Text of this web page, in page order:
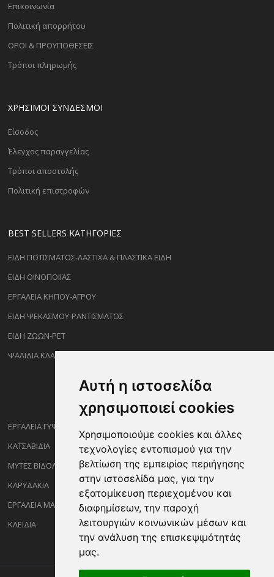
Αυτή η ιστοσελίδα
χρησιμοποιεί cookies
Χρησιμοποιούμε cookies και άλλες
τεχνολογίες εντοπισμού για την
βελτίωση της εμπειρίας περιήγησης
στην ιστοσελίδα μας, για την
εξατομίκευση περιεχομένου και
διαφημίσεων, την παροχή
λειτουργιών κοινωνικών μέσων και
την ανάλυση της επισκεψιμότητάς
μας.
Επικοινωνία
Πολιτική απορρήτου
ΟΡΟΙ & ΠΡΟΫΠΟΘΕΣΕΙΣ
Τρόποι πληρωμής
ΧΡΗΣΙΜΟΙ ΣΥΝΔΕΣΜΟΙ
Είσοδος
Έλεγχος παραγγελίας
Τρόποι αποστολής
Πολιτική επιστροφών
BEST SELLERS ΚΑΤΗΓΟΡΊΕΣ
ΕΙΔΗ ΠΟΤΙΣΜΑΤΟΣ-ΛΑΣΤΙΧΑ & ΠΛΑΣΤΙΚΑ ΕΙΔΗ
ΕΙΔΗ ΟΙΝΟΠΟΙΪΑΣ
ΕΡΓΑΛΕΙΑ ΚΗΠΟΥ-ΑΓΡΟΥ
ΕΙΔΗ ΨΕΚΑΣΜΟΥ-ΡΑΝΤΙΣΜΑΤΟΣ
ΕΙΔΗ ΖΩΩΝ-PET
ΨΑΛΙΔΙΑ ΚΛΑΔΕΜΑΤΟΣ
ΕΡΓΑΛΕΙΑ ΓΥΨΟΣΑΝΙΔΑΣ
ΚΑΤΣΑΒΙΔΙΑ
ΜΥΤΕΣ ΒΙΔΟΛΟΓΩΝ
ΚΑΡΥΔΑΚΙΑ
ΕΡΓΑΛΕΙΑ ΜΑΡΑΓΓΩΝ
ΚΛΕΙΔΙΑ